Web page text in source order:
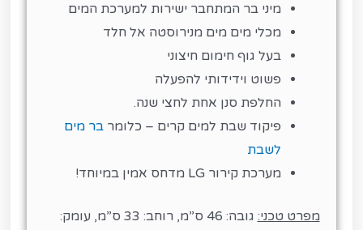
מיני בר המתחבר ישירות למערכת המים
מכלי מים מים מנירוסטה אל חלד
בעל גוף חימום חיצוני
פשוט וידידותי להפעלה
החלפת סנן אחת לחצי שנה.
פיקוד שבת למים קרים – כלומרבר מים
לשבת
מערכת קירור LG מדחס אמין במיוחד!
מפרט טכני:
גובה: 46 ס”מ, רוחב: 33 ס”מ, עומק: